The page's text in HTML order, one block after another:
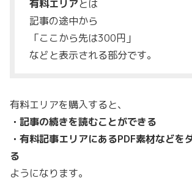
有料エリアとは
記事の途中から
「ここから先は300円」
などと表示される部分です。
有料エリアを購入すると、
・記事の続きを読むことができる
・有料記事エリアにあるPDF素材などを
る
ようになります。